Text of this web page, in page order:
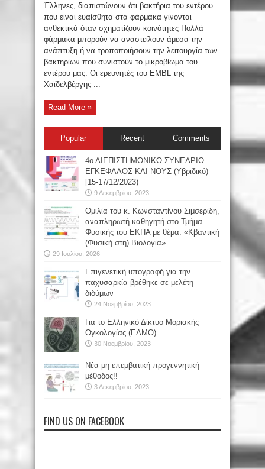
Έλληνες, διαπιστώνουν ότι βακτήρια του εντέρου
που είναι ευαίσθητα στα φάρμακα γίνονται
ανθεκτικά όταν σχηματίζουν κοινότητες Πολλά
φάρμακα μπορούν να αναστείλουν άμεσα την
ανάπτυξη ή να τροποποιήσουν την λειτουργία των
βακτηρίων που συνιστούν το μικροβίωμα του
εντέρου μας. Οι ερευνητές του EMBL της
Χαϊδελβέργης ...
Read More »
Popular Recent Comments
4ο ΔΙΕΠΙΣΤΗΜΟΝΙΚΟ ΣΥΝΕΔΡΙΟ
ΕΓΚΕΦΑΛΟΣ ΚΑΙ ΝΟΥΣ (Υβριδικό)
[15-17/12/2023)
9 Δεκεμβρίου, 2023
Oμιλία του κ. Κωνσταντίνου Σιμσερίδη,
αναπληρωτή καθηγητή στο Τμήμα
Φυσικής του ΕΚΠΑ με θέμα: «Κβαντική
(Φυσική στη) Βιολογία»
29 Ιουλίου, 2026
Επιγενετική υπογραφή για την
παχυσαρκία βρέθηκε σε μελέτη
διδύμων
24 Νοεμβρίου, 2023
Για το Ελληνικό Δίκτυο Μοριακής
Ογκολογίας (ΕΔΜΟ)
30 Νοεμβρίου, 2023
Νέα μη επεμβατική προγεννητική
μέθοδος!!
3 Δεκεμβρίου, 2023
FIND US ON FACEBOOK